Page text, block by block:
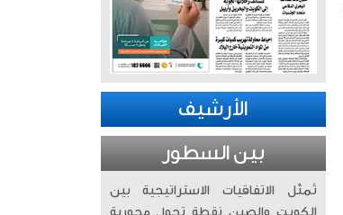
الأرشيف
بين السطور
تُمثّل الاتفاقيات الاستراتيجية بين